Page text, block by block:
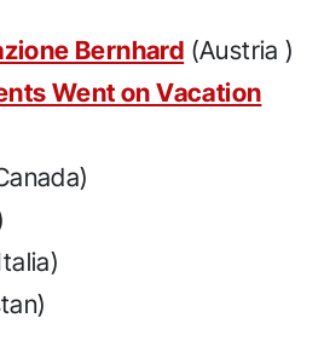
Bernhard (Austria )
Went on Vacation